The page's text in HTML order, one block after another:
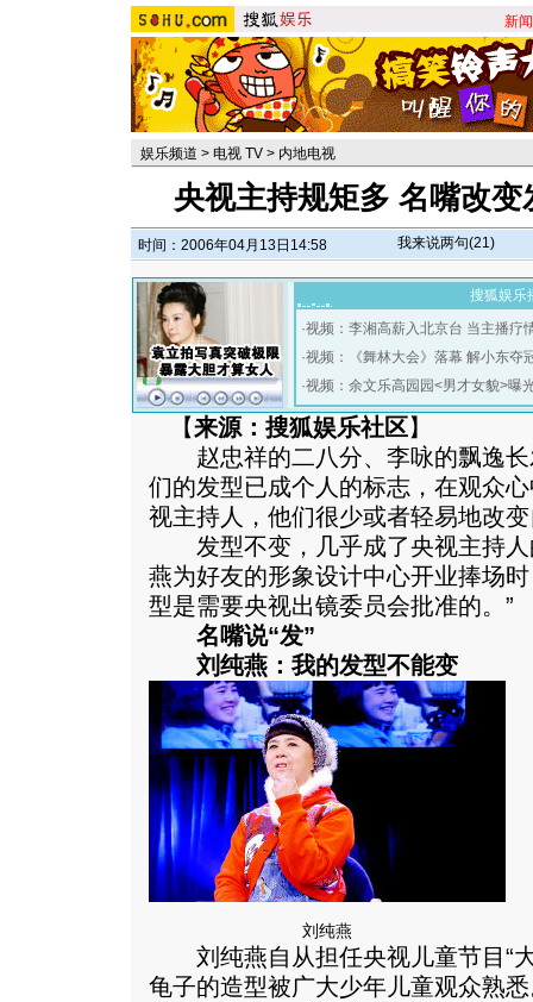
新闻
娱乐频道 > 电视 TV > 内地电视
央视主持规矩多 名嘴改
时间：2006年04月13日14:58 我来说两句(21)
搜狐娱乐
·视频：李湘高薪入北京台 当主播疗
·视频：《舞林大会》落幕 解小东夺
·视频：余文乐高园园<男才女貌>曝
【来源：搜狐娱乐社区】
赵忠祥的二八分、李咏的飘逸长
们的发型已成个人的标志，在观众
视主持人，他们很少或者轻易地改
发型不变，几乎成了央视主持人
燕为好友的形象设计中心开业捧场
型是需要央视出镜委员会批准的。”
名嘴说“发”
刘纯燕：我的发型不能变
刘纯燕
刘纯燕自从担任央视儿童节目“
龟子的造型被广大少年儿童观众熟